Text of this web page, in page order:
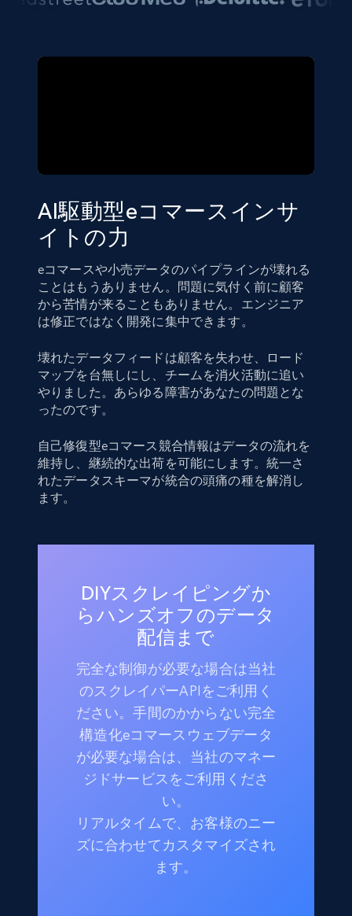
AI駆動型eコマースインサ
イトの力
eコマースや小売データのパイプラインが壊れる
ことはもうありません。問題に気付く前に顧客
から苦情が来ることもありません。エンジニア
は修正ではなく開発に集中できます。
壊れたデータフィードは顧客を失わせ、ロード
マップを台無しにし、チームを消火活動に追い
やりました。あらゆる障害があなたの問題とな
ったのです。
自己修復型eコマース競合情報はデータの流れを
維持し、継続的な出荷を可能にします。統一さ
れたデータスキーマが統合の頭痛の種を解消し
ます。
DIYスクレイピングか
らハンズオフのデータ
配信まで
完全な制御が必要な場合は当社
のスクレイパーAPIをご利用く
ださい。手間のかからない完全
構造化eコマースウェブデータ
が必要な場合は、当社のマネー
ジドサービスをご利用くださ
い。
リアルタイムで、お客様のニー
ズに合わせてカスタマイズされ
ます。